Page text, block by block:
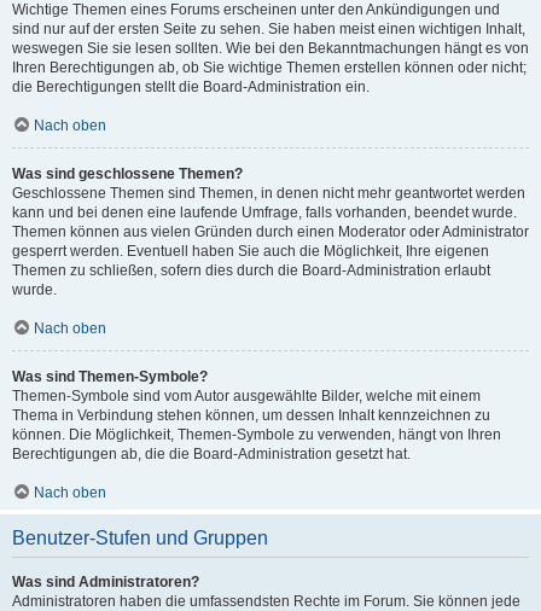
Wichtige Themen eines Forums erscheinen unter den Ankündigungen und
sind nur auf der ersten Seite zu sehen. Sie haben meist einen wichtigen Inhalt,
weswegen Sie sie lesen sollten. Wie bei den Bekanntmachungen hängt es von
Ihren Berechtigungen ab, ob Sie wichtige Themen erstellen können oder nicht;
die Berechtigungen stellt die Board-Administration ein.
Nach oben
Was sind geschlossene Themen?
Geschlossene Themen sind Themen, in denen nicht mehr geantwortet werden
kann und bei denen eine laufende Umfrage, falls vorhanden, beendet wurde.
Themen können aus vielen Gründen durch einen Moderator oder Administrator
gesperrt werden. Eventuell haben Sie auch die Möglichkeit, Ihre eigenen
Themen zu schließen, sofern dies durch die Board-Administration erlaubt
wurde.
Nach oben
Was sind Themen-Symbole?
Themen-Symbole sind vom Autor ausgewählte Bilder, welche mit einem
Thema in Verbindung stehen können, um dessen Inhalt kennzeichnen zu
können. Die Möglichkeit, Themen-Symbole zu verwenden, hängt von Ihren
Berechtigungen ab, die die Board-Administration gesetzt hat.
Nach oben
Benutzer-Stufen und Gruppen
Was sind Administratoren?
Administratoren haben die umfassendsten Rechte im Forum. Sie können jede